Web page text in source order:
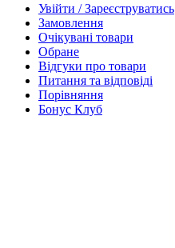
Увійти / Зареєструватись
Замовлення
Очікувані товари
Обране
Відгуки про товари
Питання та відповіді
Порівняння
Бонус Клуб